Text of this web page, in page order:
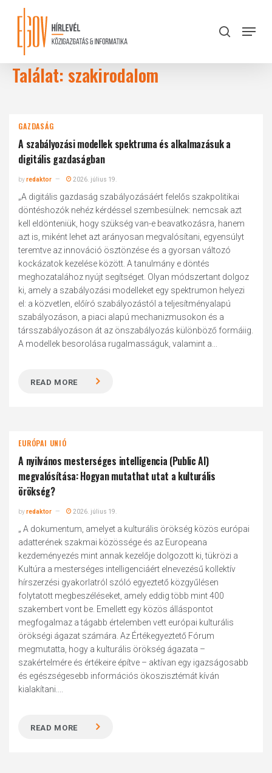
content
search
Menu
Találat: szakirodalom
GAZDASÁG
A szabályozási modellek spektruma és alkalmazásuk a
digitális gazdaságban
byredaktor 2026. július 19.
„A digitális gazdaság szabályozásáért felelős szakpolitikai
döntéshozók nehéz kérdéssel szembesülnek: nemcsak azt
kell eldönteniük, hogy szükség van-e beavatkozásra, hanem
azt is, miként lehet azt arányosan megvalósítani, egyensúlyt
teremtve az innováció ösztönzése és a gyorsan változó
kockázatok kezelése között. A tanulmány e döntés
meghozatalához nyújt segítséget. Olyan módszertant dolgoz
ki, amely a szabályozási modelleket egy spektrumon helyezi
el: a közvetlen, előíró szabályozástól a teljesítményalapú
szabályozáson, a piaci alapú mechanizmusokon és a
társszabályozáson át az önszabályozás különböző formáiig.
A modellek besorolása rugalmasságuk, valamint a...
READ MORE
EURÓPAI UNIÓ
A nyilvános mesterséges intelligencia (Public AI)
megvalósítása: Hogyan mutathat utat a kulturális
örökség?
byredaktor 2026. július 19.
„ A dokumentum, amelyet a kulturális örökség közös európai
adatterének szakmai közössége és az Europeana
kezdeményezés mint annak kezelője dolgozott ki, tükrözi a
Kultúra a mesterséges intelligenciáért elnevezésű kollektív
hírszerzési gyakorlatról szóló egyeztető közgyűlésen
folytatott megbeszéléseket, amely eddig több mint 400
szakembert vont be. Emellett egy közös álláspontot
megfogalmaz a tágabb értelemben vett európai kulturális
örökségi ágazat számára. Az Értékegyeztető Fórum
megmutatta, hogy a kulturális örökség ágazata –
szakértelmére és értékeire építve – aktívan egy igazságosabb
és egészségesebb információs ökoszisztémát kíván
kialakítani....
READ MORE
Close